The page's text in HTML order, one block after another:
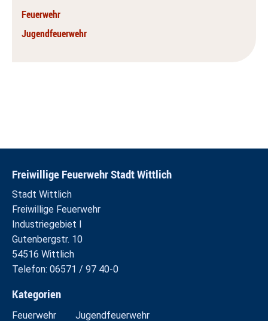
Feuerwehr
Jugendfeuerwehr
Freiwillige Feuerwehr Stadt Wittlich
Stadt Wittlich
Freiwillige Feuerwehr
Industriegebiet I
Gutenbergstr. 10
54516 Wittlich
Telefon: 06571 / 97 40-0
Kategorien
Feuerwehr Jugendfeuerwehr